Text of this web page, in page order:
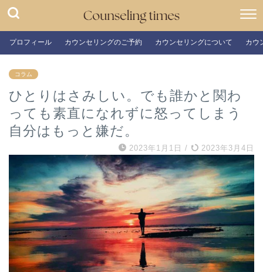
プロフィール カウンセリングのご予約 カウンセリングについて カウ
コラム
ひとりはさみしい。でも誰かと関わ
っても素直になれずに怒ってしまう
自分はもっと嫌だ。
2023年1月1日 / 2023年3月4日